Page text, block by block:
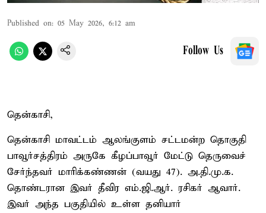
Published on: 05 May 2026, 6:12 am
Follow Us
தென்காசி,
தென்காசி மாவட்டம் ஆலங்குளம் சட்டமன்ற தொகுதி
பாவூர்சத்திரம் அருகே கீழப்பாவூர் மேட்டு தெருவைச்
சேர்ந்தவர் மாரிக்கண்ணன் (வயது 47). அ.தி.மு.க.
தொண்டரான இவர் தீவிர எம்.ஜி.ஆர். ரசிகர் ஆவார்.
இவர் அந்த பகுதியில் உள்ள தனியார்